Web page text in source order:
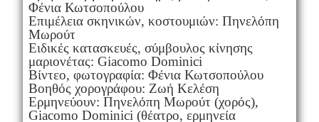
Φένια Κωτσοπούλου
Επιμέλεια σκηνικών, κοστουμιών: Πηνελόπη
Μωρούτ
Ειδικές κατασκευές, σύμβουλος κίνησης
μαριονέτας: Giacomo Dominici
Βίντεο, φωτογραφία: Φένια Κωτσοπούλου
Βοηθός χορογράφου: Ζωή Κελέση
Ερμηνεύουν: Πηνελόπη Μωρούτ (χορός),
Giacomo Dominici (θέατρο, ερμηνεία